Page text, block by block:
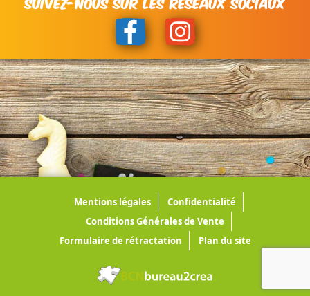
Mentions légales
Confidentialité
Conditions Générales de Vente
Formulaire de rétractation
Plan du site